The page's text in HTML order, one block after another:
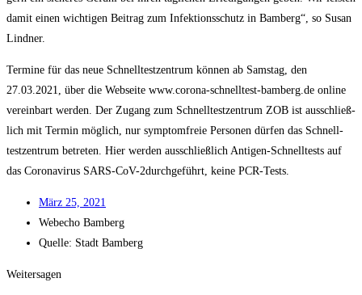
damit einen wich­ti­gen Bei­trag zum Infek­ti­ons­schutz in Bam­berg“, so Sus­an
Lindner.
Ter­mi­ne für das neue Schnell­test­zen­trum kön­nen ab Sams­tag, den
27.03.2021, über die Web­sei­te www.corona-schnelltest-bamberg.de online
ver­ein­bart wer­den. Der Zugang zum Schnell­test­zen­trum ZOB ist aus­schließ­
lich mit Ter­min mög­lich, nur sym­ptom­freie Per­so­nen dür­fen das Schnell­
test­zen­trum betre­ten. Hier wer­den aus­schließ­lich Anti­gen-Schnell­tests auf
das Coro­na­vi­rus SARS-CoV-2durch­ge­führt, kei­ne PCR-Tests.
März 25, 2021
Web­echo Bamberg
Quel­le: Stadt Bamberg
Weitersagen